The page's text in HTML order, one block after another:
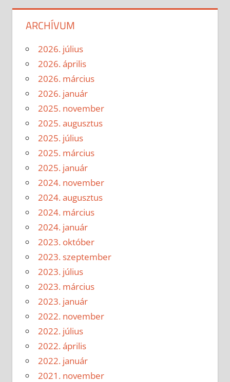
ARCHÍVUM
2026. július
2026. április
2026. március
2026. január
2025. november
2025. augusztus
2025. július
2025. március
2025. január
2024. november
2024. augusztus
2024. március
2024. január
2023. október
2023. szeptember
2023. július
2023. március
2023. január
2022. november
2022. július
2022. április
2022. január
2021. november